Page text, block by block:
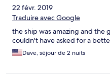
22 févr. 2019
Traduire avec Google
the ship was amazing and the
couldn't have asked for a
Dave, séjour de 2 nuits